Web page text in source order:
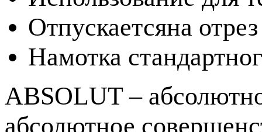
Отпускаетсяна отрез
Намотка
ABSOLUT –
абсолютное